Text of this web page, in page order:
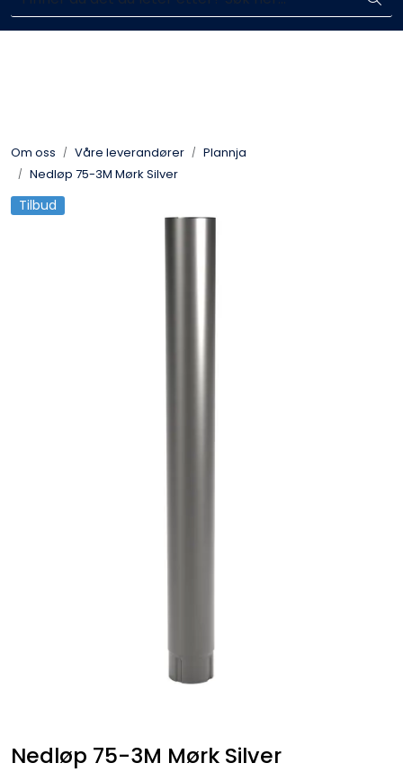
Skip to main contentKomplett aktør i byggebransjen
Om oss Våre leverandører
Plannja
Nedløp 75-3M Mørk Silver
Tilbud
Nedløp 75-3M Mørk Silver
Taktekking